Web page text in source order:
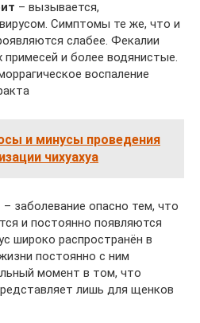
– вызывается,
Симптомы те же, что и
слабее. Фекалии
и более водянистые.
воспаление
и минусы проведения
чихуахуа
– заболевание опасно тем, что
и постоянно появляются
широко распространён в
постоянно с ним
момент в том, что
лишь для щенков